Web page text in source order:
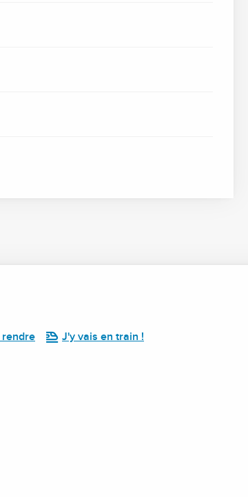
rendre J'y vais en train !